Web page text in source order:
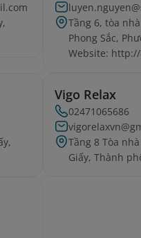
Tầng 6, tòa
Phong Sắc,
Website:
Vigo Relax
02471065686
Tầng 8 Tòa
Giấy, Thành